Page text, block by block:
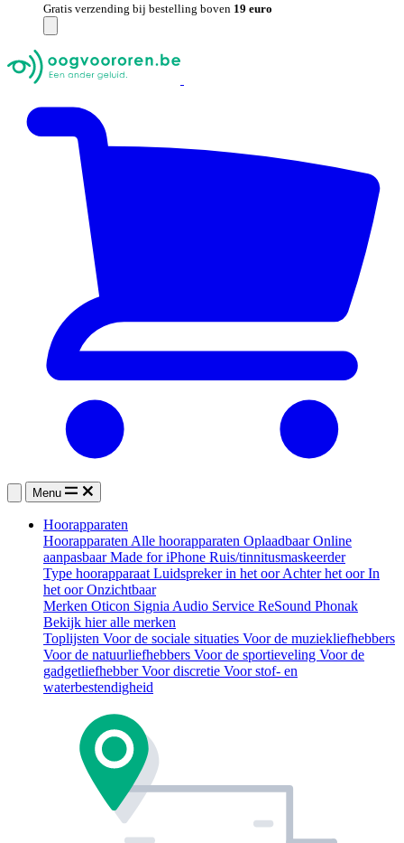
Gratis verzending bij bestelling boven 19 euro
Menu
Hoorapparaten
Hoorapparaten Alle hoorapparaten OplaadbaarOnline
aanpasbaarMade for iPhone Ruis/tinnitusmaskeerder
Type hoorapparaat Luidspreker in het oorAchter het oorIn
het oorOnzichtbaar
Merken Oticon Signia Audio Service ReSound Phonak
Bekijk hier alle merken
Toplijsten Voor de sociale situaties Voor de muziekliefhebbers
Voor de natuurliefhebbers Voor de sportieveling Voor de
gadgetliefhebberVoor discretie Voor stof- en
waterbestendigheid